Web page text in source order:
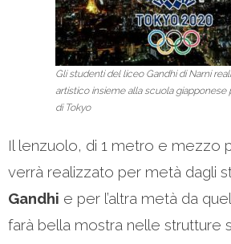
Gli studenti del liceo Gandhi di Narni
artistico insieme alla scuola giapponese
di Tokyo
Il lenzuolo, di 1 metro e mezzo
verrà realizzato per metà dagli
Gandhi e per l’altra metà da
farà bella mostra nelle strutture